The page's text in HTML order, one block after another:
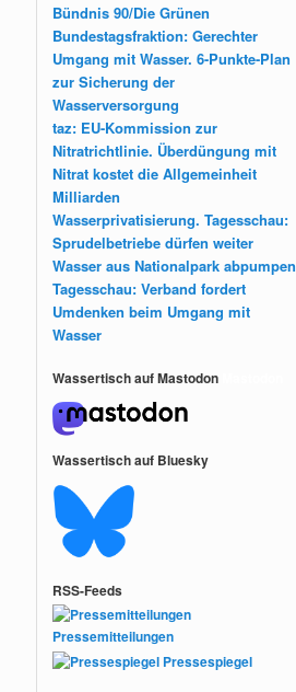
Bündnis 90/Die Grünen
Bundestagsfraktion: Gerechter
Umgang mit Wasser. 6-Punkte-Plan
zur Sicherung der
Wasserversorgung
taz: EU-Kommission zur
Nitratrichtlinie. Überdüngung mit
Nitrat kostet die Allgemeinheit
Milliarden
Wasserprivatisierung. Tagesschau:
Sprudelbetriebe dürfen weiter
Wasser aus Nationalpark abpumpen
Tagesschau: Verband fordert
Umdenken beim Umgang mit
Wasser
Wassertisch auf Mastodon
Wassertisch auf Bluesky
RSS-Feeds
Pressemitteilungen
Pressespiegel